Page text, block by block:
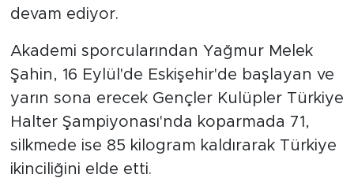
devam ediyor.
Akademi sporcularından Yağmur Melek
Şahin, 16 Eylül'de Eskişehir'de başlayan ve
yarın sona erecek Gençler Kulüpler Türkiye
Halter Şampiyonası'nda koparmada 71,
silkmede ise 85 kilogram kaldırarak Türkiye
ikinciliğini elde etti.